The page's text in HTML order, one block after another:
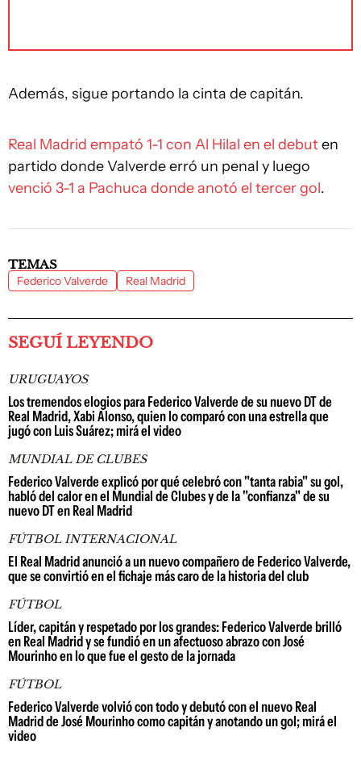
Además, sigue portando la cinta de capitán.
Real Madrid empató 1-1 con Al Hilal en el debuten
partido donde Valverde erró un penal y luego
venció 3-1 a Pachuca donde anotó el tercer gol.
TEMAS
Federico Valverde Real Madrid
SEGUÍ LEYENDO
URUGUAYOS
Los tremendos elogios para Federico Valverde de su nuevo DT de
Real Madrid, Xabi Alonso, quien lo comparó con una estrella que
jugó con Luis Suárez; mirá el video
MUNDIAL DE CLUBES
Federico Valverde explicó por qué celebró con "tanta rabia" su gol,
habló del calor en el Mundial de Clubes y de la "confianza" de su
nuevo DT en Real Madrid
FÚTBOL INTERNACIONAL
El Real Madrid anunció a un nuevo compañero de Federico Valverde,
que se convirtió en el fichaje más caro de la historia del club
FÚTBOL
Líder, capitán y respetado por los grandes: Federico Valverde brilló
en Real Madrid y se fundió en un afectuoso abrazo con José
Mourinho en lo que fue el gesto de la jornada
FÚTBOL
Federico Valverde volvió con todo y debutó con el nuevo Real
Madrid de José Mourinho como capitán y anotando un gol; mirá el
video